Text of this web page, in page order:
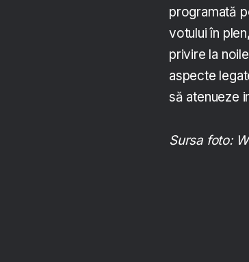
programată
votului în
privire la
aspecte
să atenueze
Sursa foto: